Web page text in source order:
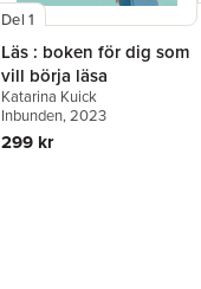
Del 1
Läs : boken för dig som
vill börja läsa
Katarina Kuick
Inbunden, 2023
299 kr